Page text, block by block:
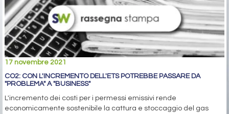
17 novembre 2021
CO2: CON L'INCREMENTO DELL'ETS POTREBBE PASSARE DA
"PROBLEMA" A "BUSINESS"
L'incremento dei costi per i permessi emissivi rende
economicamente sostenibile la cattura e stoccaggio del gas